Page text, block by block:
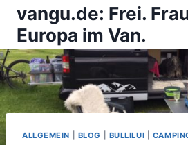
Zum
Inhalt
springen
vangu.de: Frei.
Europa im Van.
ALLGEMEIN BLOG BULLILUI